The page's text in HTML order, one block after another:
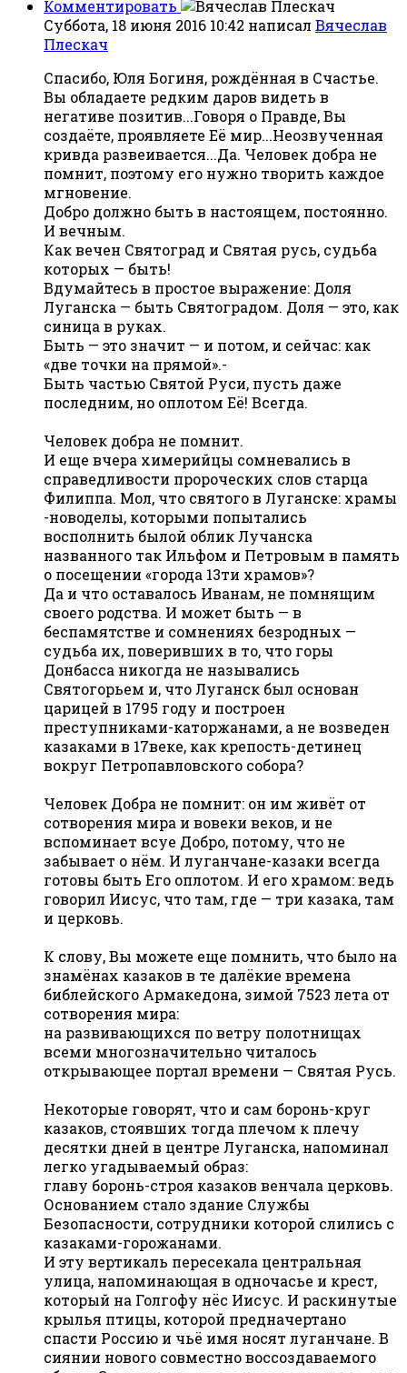
Комментировать
Суббота, 18 июня 2016 10:42 написал Вячеслав
Плескач
Спасибо, Юля Богиня, рождённая в Счастье.
Вы обладаете редким даров видеть в
негативе позитив...Говоря о Правде, Вы
создаёте, проявляете Её мир...Неозвученная
кривда развеивается...Да. Человек добра не
помнит, поэтому его нужно творить каждое
мгновение.
Добро должно быть в настоящем, постоянно.
И вечным.
Как вечен Святоград и Святая русь, судьба
которых — быть!
Вдумайтесь в простое выражение: Доля
Луганска — быть Святоградом. Доля — это, как
синица в руках.
Быть — это значит — и потом, и сейчас: как
«две точки на прямой».-
Быть частью Святой Руси, пусть даже
последним, но оплотом Её! Всегда.
Человек добра не помнит.
И еще вчера химерийцы сомневались в
справедливости пророческих слов старца
Филиппа. Мол, что святого в Луганске: храмы
-новоделы, которыми попытались
восполнить былой облик Лучанска
названного так Ильфом и Петровым в память
о посещении «города 13ти храмов»?
Да и что оставалось Иванам, не помнящим
своего родства. И может быть — в
беспамятстве и сомнениях безродных —
судьба их, поверивших в то, что горы
Донбасса никогда не назывались
Святогорьем и, что Луганск был основан
царицей в 1795 году и построен
преступниками-каторжанами, а не возведен
казаками в 17веке, как крепость-детинец
вокруг Петропавловского собора?
Человек Добра не помнит: он им живёт от
сотворения мира и вовеки веков, и не
вспоминает всуе Добро, потому, что не
забывает о нём. И луганчане-казаки всегда
готовы быть Его оплотом. И его храмом: ведь
говорил Иисус, что там, где — три казака, там
и церковь.
К слову, Вы можете еще помнить, что было на
знамёнах казаков в те далёкие времена
библейского Армакедона, зимой 7523 лета от
сотворения мира:
на развивающихся по ветру полотнищах
всеми многозначительно читалось
открывающее портал времени — Святая Русь.
Некоторые говорят, что и сам боронь-круг
казаков, стоявших тогда плечом к плечу
десятки дней в центре Луганска, напоминал
легко угадываемый образ:
главу боронь-строя казаков венчала церковь.
Основанием стало здание Службы
Безопасности, сотрудники которой слились с
казаками-горожанами.
И эту вертикаль пересекала центральная
улица, напоминающая в одночасье и крест,
который на Голгофу нёс Иисус. И раскинутые
крылья птицы, которой предначертано
спасти Россию и чьё имя носят луганчане. В
сиянии нового совместно воссоздаваемого